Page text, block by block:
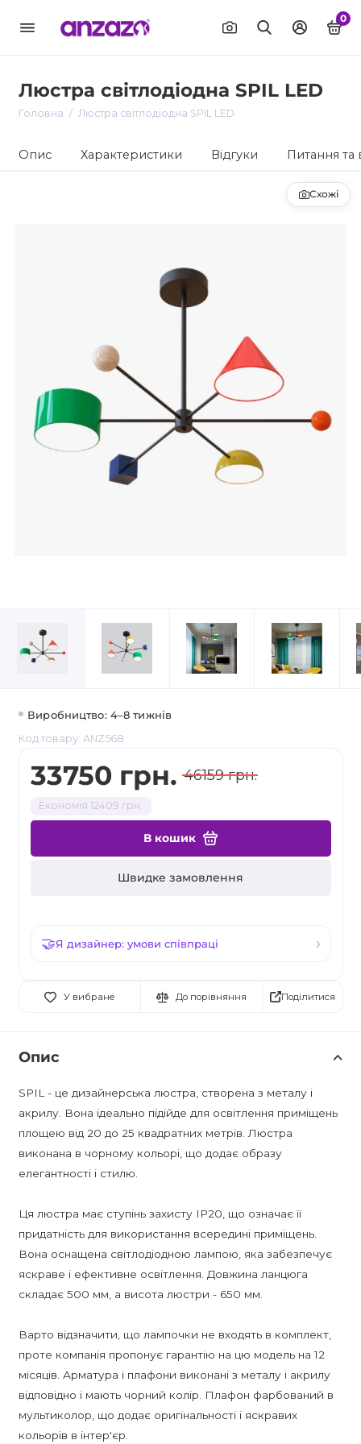
0
Люстра світлодіодна SPIL LED
Головна Люстра світлодіодна SPIL LED
Опис Характеристики Відгуки Питання та
Схожі
Виробництво: 4–8 тижнів
Код товару: ANZ568
33750 грн. 46159 грн.
Економія 12409 грн.
В кошик
Швидке замовлення
Я дизайнер: умови співпраці
У вибране До порівняння Поділитися
Опис
SPIL - це дизайнерська люстра, створена з металу і
акрилу. Вона ідеально підійде для освітлення приміщень
площею від 20 до 25 квадратних метрів. Люстра
виконана в чорному кольорі, що додає образу
елегантності і стилю.
Ця люстра має ступінь захисту IP20, що означає її
придатність для використання всередині приміщень.
Вона оснащена світлодіодною лампою, яка забезпечує
яскраве і ефективне освітлення. Довжина ланцюга
складає 500 мм, а висота люстри - 650 мм.
Варто відзначити, що лампочки не входять в комплект,
проте компанія пропонує гарантію на цю модель на 12
місяців. Арматура і плафони виконані з металу і акрилу
відповідно і мають чорний колір. Плафон фарбований в
мультиколор, що додає оригінальності і яскравих
кольорів в інтер'єр.